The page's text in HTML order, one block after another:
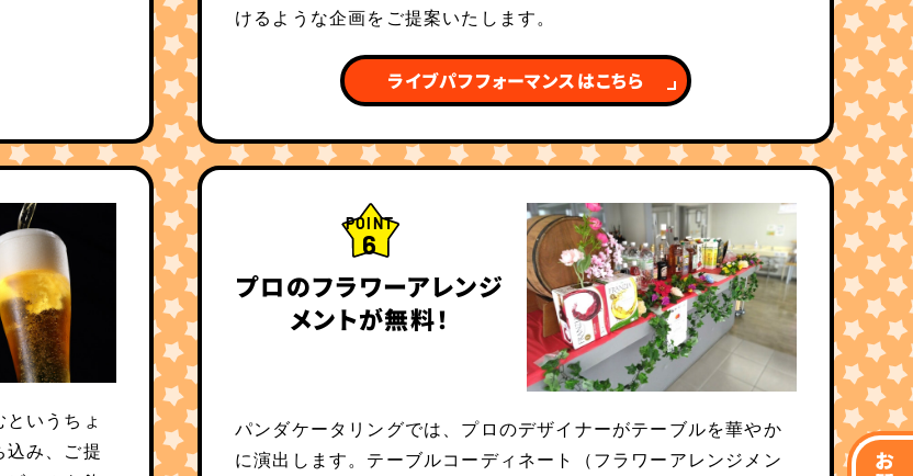
けるような企画をご提案いたします。
ライブパフフォーマンスはこちら
いうちょ
み、ご提
POINT
6
プロのフラワーアレンジ
メントが無料！
パンダケータリングでは、プロのデザイナーがテーブルを華やか
に演出します。テーブルコーディネート（フラワーアレンジメン